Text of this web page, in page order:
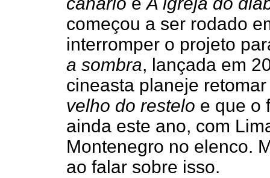
começou a ser rodado
interromper o projeto
a sombra, lançada em
cineasta planeje
velho do restelo e que o
ainda este ano, com
Montenegro no elenco.
ao falar sobre isso.